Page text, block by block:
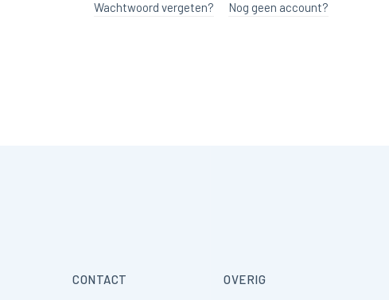
Wachtwoord vergeten? Nog geen account?
CONTACT OVERIG